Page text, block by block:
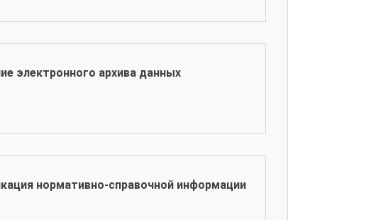
электронного архива данных
нормативно-справочной информации